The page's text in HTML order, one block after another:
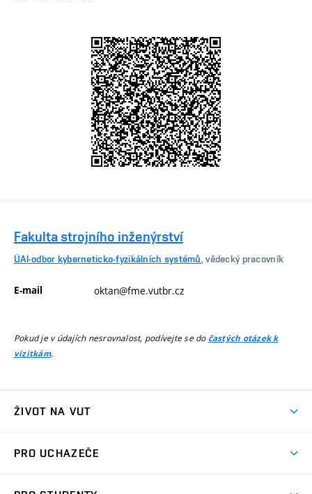
Fakulta strojního inženýrství
ÚAI-odbor kyberneticko-fyzikálních systémů, vědecký pracovník
E-mail oktan@fme.vutbr.cz
Pokud je v údajích nesrovnalost, podívejte se do častých otázek k
vizitkám.
ŽIVOT NA VUT
Koleje
PRO UCHAZEČE